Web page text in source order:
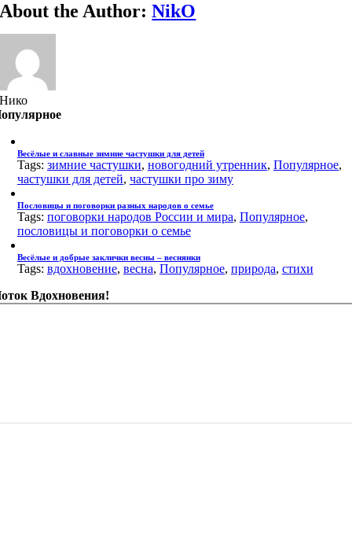
About the Author:NikO
Нико
Весёлые и славные зимние частушки для детей
Tags: зимние частушки, новогодний утренник, Популярное,
частушки для детей, частушки про зиму
Пословицы и поговорки разных народов о семье
Tags: поговорки народов России и мира, Популярное,
пословицы и поговорки о семье
Весёлые и добрые заклички весны – веснянки
Tags: вдохновение, весна, Популярное, природа, стихи
Вдохновения!